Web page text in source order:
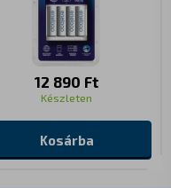
12 890 Ft
Készleten
Kosárba